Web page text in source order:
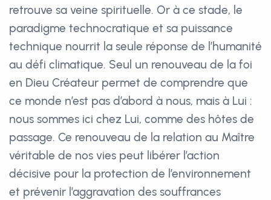
retrouve sa veine spirituelle. Or à ce stade, le
paradigme technocratique et sa puissance
technique nourrit la seule réponse de l’humanité
au défi climatique. Seul un renouveau de la foi
en Dieu Créateur permet de comprendre que
ce monde n’est pas d’abord à nous, mais à Lui :
nous sommes ici chez Lui, comme des hôtes de
passage. Ce renouveau de la relation au Maître
véritable de nos vies peut libérer l’action
décisive pour la protection de l’environnement
et prévenir l’aggravation des souffrances